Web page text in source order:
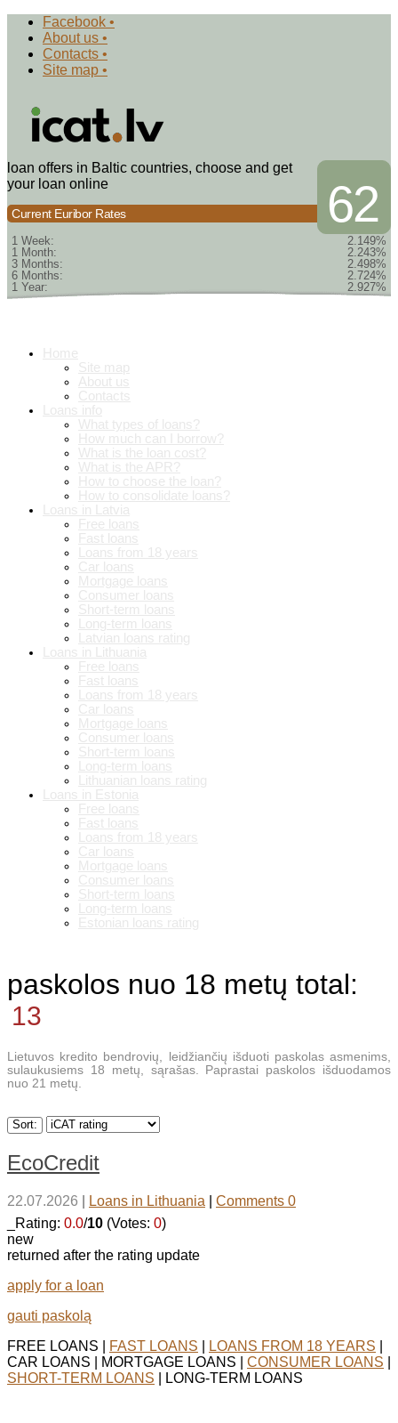
Facebook •
About us •
Contacts •
Site map •
62
loan offers in Baltic countries, choose and get
your loan online
Current Euribor Rates
1 Week:
2.149%
1 Month:
2.243%
3 Months:
2.498%
6 Months:
2.724%
1 Year:
2.927%
paskolos nuo 18 metų total:
13
Lietuvos kredito bendrovių, leidžiančių išduoti paskolas asmenims,
sulaukusiems 18 metų, sąrašas. Paprastai paskolos išduodamos
nuo 21 metų.
Sort:
EcoCredit
22.07.2026 Loans in Lithuania
Comments 0
_Rating: 0.0/10 (Votes: 0)
new
returned after the rating update
apply for a loan
gauti paskolą
FREE LOANS |
FAST LOANS LOANS FROM 18 YEARS
CAR LOANS | MORTGAGE LOANS | CONSUMER LOANS
SHORT-TERM LOANS | LONG-TERM LOANS